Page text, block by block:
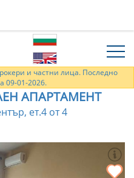
и частни лица. Последно
09-01-2026.
АПАРТАМЕНТ
ет.4 от 4